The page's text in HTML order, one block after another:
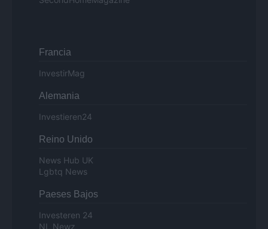
Francia
InvestirMag
Alemania
Investieren24
Reino Unido
News Hub UK
Lgbtq News
Paeses Bajos
Investeren 24
NL Newz